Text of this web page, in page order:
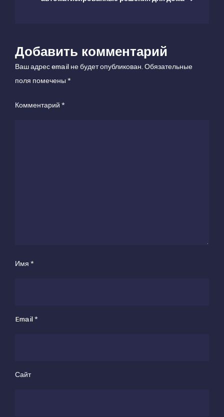
Добавить комментарий
Ваш адрес email не будет опубликован.Обязательные
поля помечены *
Комментарий *
Имя *
Email*
Сайт